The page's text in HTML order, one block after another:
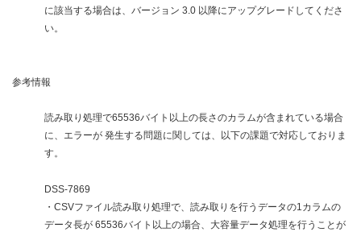
に該当する場合は、バージョン 3.0 以降にアップグレードしてくださ
い。
参考情報
読み取り処理で65536バイト以上の長さのカラムが含まれている場合
に、エラーが 発生する問題に関しては、以下の課題で対応しておりま
す。
DSS-7869
・CSVファイル読み取り処理で、読み取りを行うデータの1カラムの
データ長が 65536バイト以上の場合、大容量データ処理を行うことが